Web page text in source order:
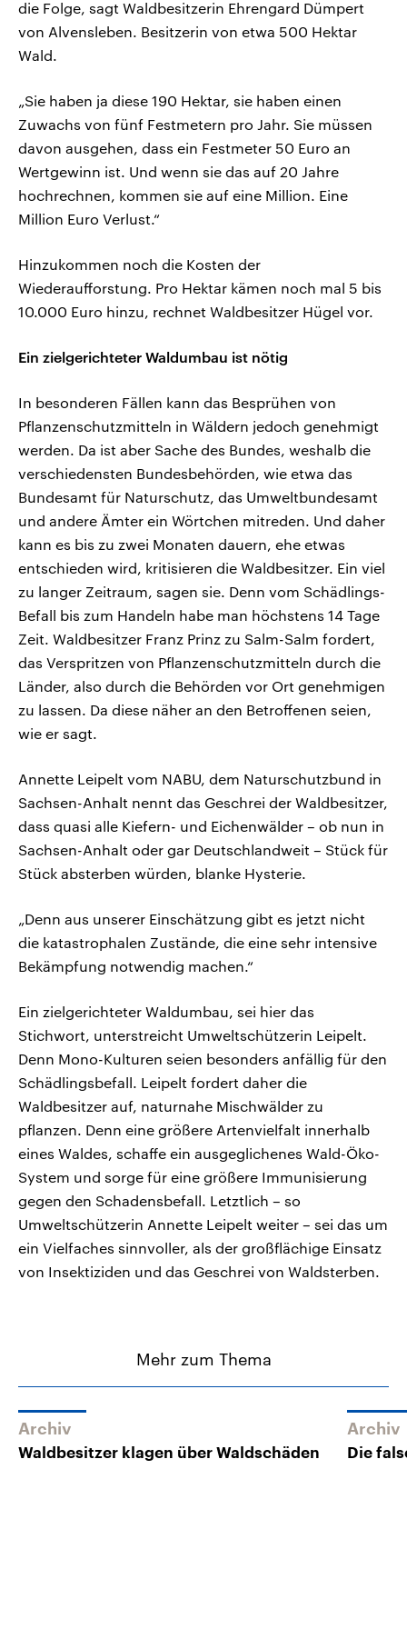
die Folge, sagt Waldbesitzerin Ehrengard Dümpert
von Alvensleben. Besitzerin von etwa 500 Hektar
Wald.
„Sie haben ja diese 190 Hektar, sie haben einen
Zuwachs von fünf Festmetern pro Jahr. Sie müssen
davon ausgehen, dass ein Festmeter 50 Euro an
Wertgewinn ist. Und wenn sie das auf 20 Jahre
hochrechnen, kommen sie auf eine Million. Eine
Million Euro Verlust.“
Hinzukommen noch die Kosten der
Wiederaufforstung. Pro Hektar kämen noch mal 5 bis
10.000 Euro hinzu, rechnet Waldbesitzer Hügel vor.
Ein zielgerichteter Waldumbau ist nötig
In besonderen Fällen kann das Besprühen von
Pflanzenschutzmitteln in Wäldern jedoch genehmigt
werden. Da ist aber Sache des Bundes, weshalb die
verschiedensten Bundesbehörden, wie etwa das
Bundesamt für Naturschutz, das Umweltbundesamt
und andere Ämter ein Wörtchen mitreden. Und daher
kann es bis zu zwei Monaten dauern, ehe etwas
entschieden wird, kritisieren die Waldbesitzer. Ein viel
zu langer Zeitraum, sagen sie. Denn vom Schädlings-
Befall bis zum Handeln habe man höchstens 14 Tage
Zeit. Waldbesitzer Franz Prinz zu Salm-Salm fordert,
das Verspritzen von Pflanzenschutzmitteln durch die
Länder, also durch die Behörden vor Ort genehmigen
zu lassen. Da diese näher an den Betroffenen seien,
wie er sagt.
Annette Leipelt vom NABU, dem Naturschutzbund in
Sachsen-Anhalt nennt das Geschrei der Waldbesitzer,
dass quasi alle Kiefern- und Eichenwälder – ob nun in
Sachsen-Anhalt oder gar Deutschlandweit – Stück für
Stück absterben würden, blanke Hysterie.
„Denn aus unserer Einschätzung gibt es jetzt nicht
die katastrophalen Zustände, die eine sehr intensive
Bekämpfung notwendig machen.“
Ein zielgerichteter Waldumbau, sei hier das
Stichwort, unterstreicht Umweltschützerin Leipelt.
Denn Mono-Kulturen seien besonders anfällig für den
Schädlingsbefall. Leipelt fordert daher die
Waldbesitzer auf, naturnahe Mischwälder zu
pflanzen. Denn eine größere Artenvielfalt innerhalb
eines Waldes, schaffe ein ausgeglichenes Wald-Öko-
System und sorge für eine größere Immunisierung
gegen den Schadensbefall. Letztlich – so
Umweltschützerin Annette Leipelt weiter – sei das um
ein Vielfaches sinnvoller, als der großflächige Einsatz
von Insektiziden und das Geschrei von Waldsterben.
Mehr zum Thema
Archiv
Waldbesitzer klagen über Waldschäden
Archiv
Die